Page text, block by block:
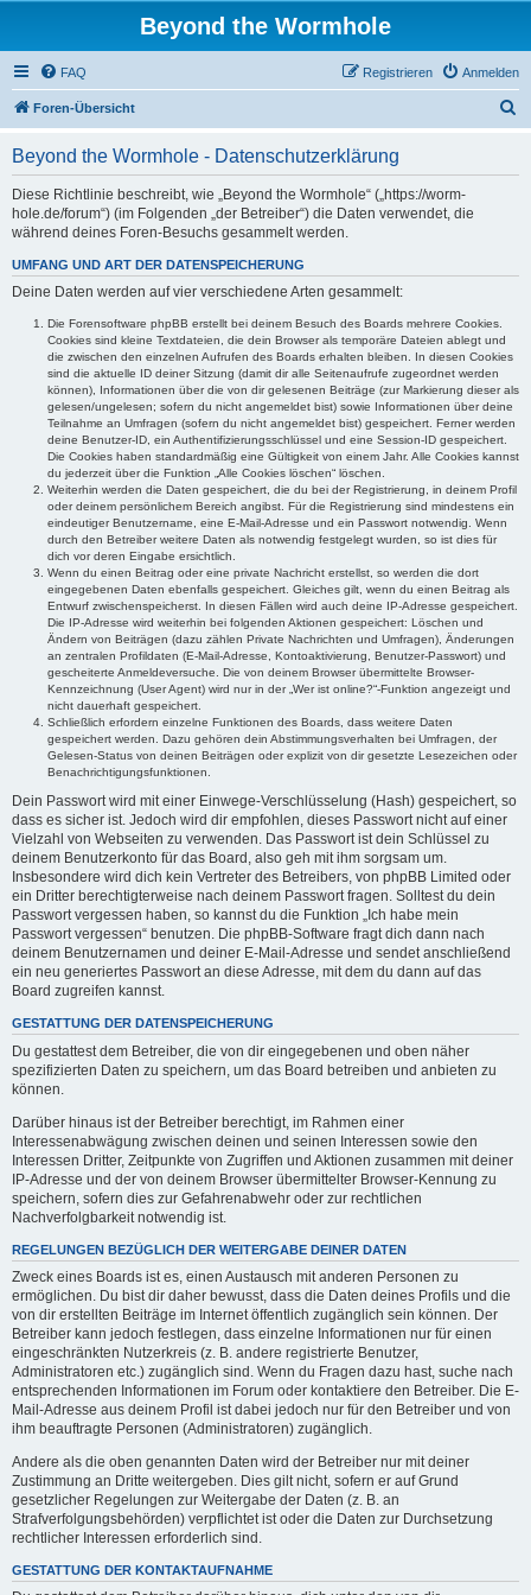
Beyond the Wormhole
FAQ Anmelden
Registrieren
Foren-Übersicht
Beyond the Wormhole - Datenschutzerklärung
Diese Richtlinie beschreibt, wie „Beyond the Wormhole“ („https://worm-
hole.de/forum“) (im Folgenden „der Betreiber“) die Daten verwendet, die
während deines Foren-Besuchs gesammelt werden.
UMFANG UND ART DER DATENSPEICHERUNG
Deine Daten werden auf vier verschiedene Arten gesammelt:
Die Forensoftware phpBB erstellt bei deinem Besuch des Boards mehrere Cookies.
Cookies sind kleine Textdateien, die dein Browser als temporäre Dateien ablegt und
die zwischen den einzelnen Aufrufen des Boards erhalten bleiben. In diesen Cookies
sind die aktuelle ID deiner Sitzung (damit dir alle Seitenaufrufe zugeordnet werden
können), Informationen über die von dir gelesenen Beiträge (zur Markierung dieser als
gelesen/ungelesen; sofern du nicht angemeldet bist) sowie Informationen über deine
Teilnahme an Umfragen (sofern du nicht angemeldet bist) gespeichert. Ferner werden
deine Benutzer-ID, ein Authentifizierungsschlüssel und eine Session-ID gespeichert.
Die Cookies haben standardmäßig eine Gültigkeit von einem Jahr. Alle Cookies kannst
du jederzeit über die Funktion „Alle Cookies löschen“ löschen.
Weiterhin werden die Daten gespeichert, die du bei der Registrierung, in deinem Profil
oder deinem persönlichem Bereich angibst. Für die Registrierung sind mindestens ein
eindeutiger Benutzername, eine E-Mail-Adresse und ein Passwort notwendig. Wenn
durch den Betreiber weitere Daten als notwendig festgelegt wurden, so ist dies für
dich vor deren Eingabe ersichtlich.
Wenn du einen Beitrag oder eine private Nachricht erstellst, so werden die dort
eingegebenen Daten ebenfalls gespeichert. Gleiches gilt, wenn du einen Beitrag als
Entwurf zwischenspeicherst. In diesen Fällen wird auch deine IP-Adresse gespeichert.
Die IP-Adresse wird weiterhin bei folgenden Aktionen gespeichert: Löschen und
Ändern von Beiträgen (dazu zählen Private Nachrichten und Umfragen), Änderungen
an zentralen Profildaten (E-Mail-Adresse, Kontoaktivierung, Benutzer-Passwort) und
gescheiterte Anmeldeversuche. Die von deinem Browser übermittelte Browser-
Kennzeichnung (User Agent) wird nur in der „Wer ist online?“-Funktion angezeigt und
nicht dauerhaft gespeichert.
Schließlich erfordern einzelne Funktionen des Boards, dass weitere Daten
gespeichert werden. Dazu gehören dein Abstimmungsverhalten bei Umfragen, der
Gelesen-Status von deinen Beiträgen oder explizit von dir gesetzte Lesezeichen oder
Benachrichtigungsfunktionen.
Dein Passwort wird mit einer Einwege-Verschlüsselung (Hash) gespeichert, so
dass es sicher ist. Jedoch wird dir empfohlen, dieses Passwort nicht auf einer
Vielzahl von Webseiten zu verwenden. Das Passwort ist dein Schlüssel zu
deinem Benutzerkonto für das Board, also geh mit ihm sorgsam um.
Insbesondere wird dich kein Vertreter des Betreibers, von phpBB Limited oder
ein Dritter berechtigterweise nach deinem Passwort fragen. Solltest du dein
Passwort vergessen haben, so kannst du die Funktion „Ich habe mein
Passwort vergessen“ benutzen. Die phpBB-Software fragt dich dann nach
deinem Benutzernamen und deiner E-Mail-Adresse und sendet anschließend
ein neu generiertes Passwort an diese Adresse, mit dem du dann auf das
Board zugreifen kannst.
GESTATTUNG DER DATENSPEICHERUNG
Du gestattest dem Betreiber, die von dir eingegebenen und oben näher
spezifizierten Daten zu speichern, um das Board betreiben und anbieten zu
können.
Darüber hinaus ist der Betreiber berechtigt, im Rahmen einer
Interessenabwägung zwischen deinen und seinen Interessen sowie den
Interessen Dritter, Zeitpunkte von Zugriffen und Aktionen zusammen mit deiner
IP-Adresse und der von deinem Browser übermittelter Browser-Kennung zu
speichern, sofern dies zur Gefahrenabwehr oder zur rechtlichen
Nachverfolgbarkeit notwendig ist.
REGELUNGEN BEZÜGLICH DER WEITERGABE DEINER DATEN
Zweck eines Boards ist es, einen Austausch mit anderen Personen zu
ermöglichen. Du bist dir daher bewusst, dass die Daten deines Profils und die
von dir erstellten Beiträge im Internet öffentlich zugänglich sein können. Der
Betreiber kann jedoch festlegen, dass einzelne Informationen nur für einen
eingeschränkten Nutzerkreis (z. B. andere registrierte Benutzer,
Administratoren etc.) zugänglich sind. Wenn du Fragen dazu hast, suche nach
entsprechenden Informationen im Forum oder kontaktiere den Betreiber. Die E-
Mail-Adresse aus deinem Profil ist dabei jedoch nur für den Betreiber und von
ihm beauftragte Personen (Administratoren) zugänglich.
Andere als die oben genannten Daten wird der Betreiber nur mit deiner
Zustimmung an Dritte weitergeben. Dies gilt nicht, sofern er auf Grund
gesetzlicher Regelungen zur Weitergabe der Daten (z. B. an
Strafverfolgungsbehörden) verpflichtet ist oder die Daten zur Durchsetzung
rechtlicher Interessen erforderlich sind.
GESTATTUNG DER KONTAKTAUFNAHME